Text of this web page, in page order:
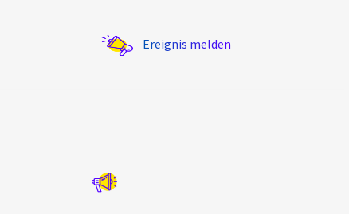
Ereignis melden